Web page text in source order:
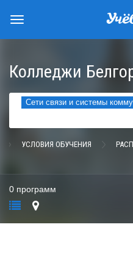
Колледжи
Сети связи и системы
УСЛОВИЯ ОБУЧЕНИЯ
0 программ